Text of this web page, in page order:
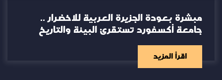
مبشرة بعودة الجزيرة العربية للاخضرار ..
جامعة أكسفورد تستقرئ البيئة والتاريخ
اقرأ المزيد